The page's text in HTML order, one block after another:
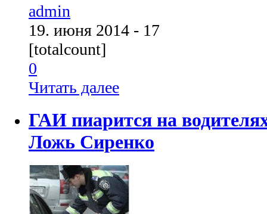
admin
19. июня 2014 - 17
[totalcount]
0
Читать далее
ГАИ пиарится на
Ложь Сиренко